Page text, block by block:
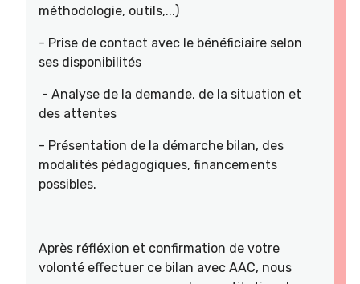
méthodologie, outils,...)
- Prise de contact avec le bénéficiaire selon
ses disponibilités
- Analyse de la demande, de la situation et
des attentes
- Présentation de la démarche bilan, des
modalités pédagogiques, financements
possibles.
Après réfléxion et confirmation de votre
volonté effectuer ce bilan avec AAC, nous